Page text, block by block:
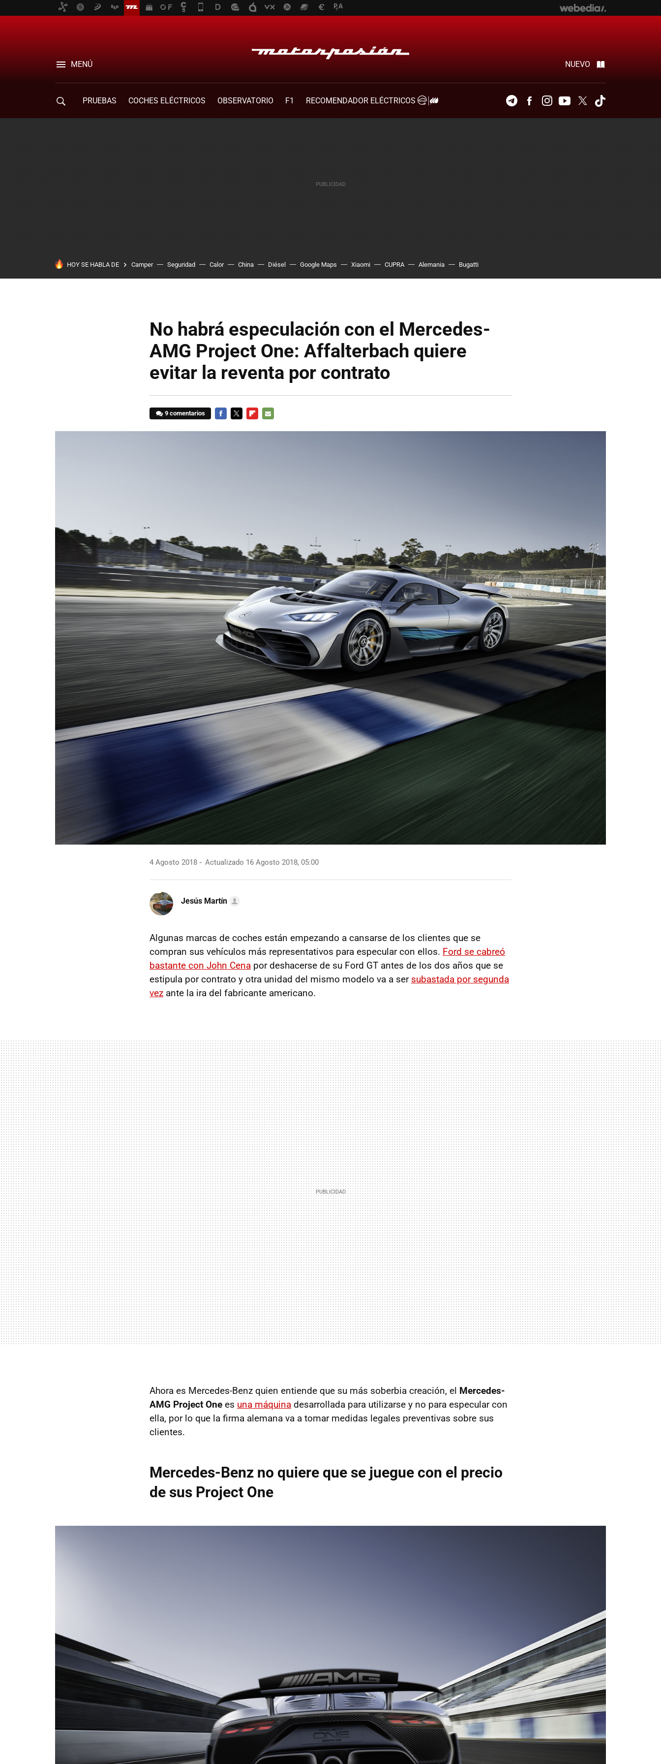
MENÚ NUEVO
PRUEBAS COCHES ELÉCTRICOS OBSERVATORIO F1
RECOMENDADOR ELÉCTRICOS
TelegramFacebookInstagramYoutubeTwitter
HOY SE HABLA DE Camper Seguridad Calor China Diésel Google Maps Xiaomi CUPRA Alemania Bugatti
No habrá especulación con el Mercedes-
AMG Project One: Affalterbach quiere
evitar la reventa por contrato
9 comentarios
4 Agosto 2018 Actualizado 16 Agosto 2018, 05:00
Jesús Martín
Algunas marcas de coches están empezando a cansarse de los clientes que se
compran sus vehículos más representativos para especular con ellos. Ford se cabreó
bastante con John Cena por deshacerse de su Ford GT antes de los dos años que se
estipula por contrato y otra unidad del mismo modelo va a ser subastada por segunda
vez ante la ira del fabricante americano.
Ahora es Mercedes-Benz quien entiende que su más soberbia creación, el Mercedes-
AMG Project One es una máquina desarrollada para utilizarse y no para especular con
ella, por lo que la firma alemana va a tomar medidas legales preventivas sobre sus
clientes.
Mercedes-Benz no quiere que se juegue con el precio
de sus Project One